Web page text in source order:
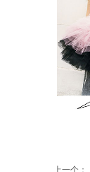
上一个：